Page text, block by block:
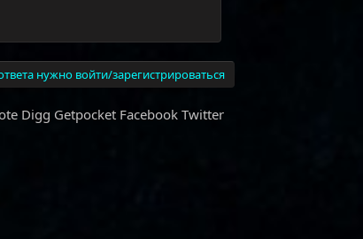
нужно войти/зарегистрироваться
Digg Getpocket Facebook Twitter